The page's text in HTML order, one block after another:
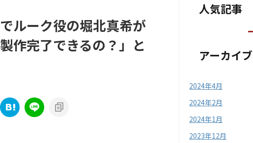
ルーク役の堀北真希が
作完了できるの？」と
人気記事
アーカイブ
2024年4月
2024年2月
2024年1月
2023年12月